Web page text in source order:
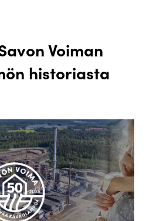
Voiman
historiasta